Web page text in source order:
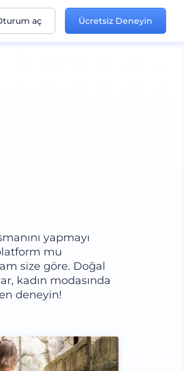
aç Ücretsiz Deneyin
yapmayı
mu
size göre. Doğal
kadın modasında
deneyin!